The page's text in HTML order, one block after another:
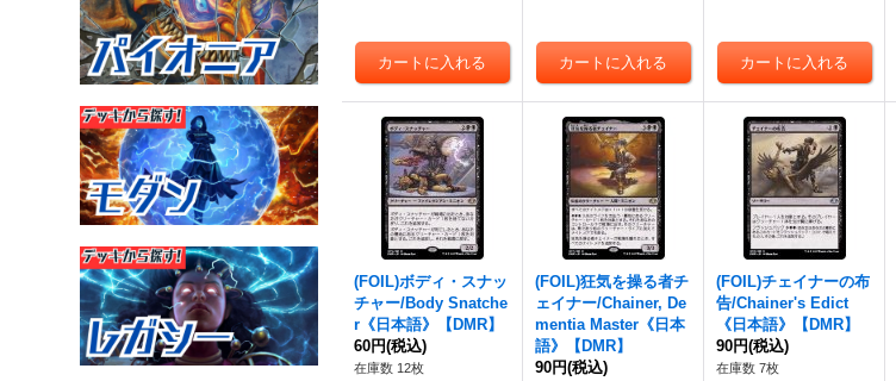
(FOIL)ボディ・スナッ
チャー/Body Snatche
r《日本語》【DMR】
60円(税込)
在庫数 12枚
(FOIL)狂気を操る者チ
ェイナー/Chainer, De
mentia Master《日本
語》【DMR】
90円(税込)
(FOIL)チェイナーの布
告/Chainer's Edict
《日本語》【DMR】
90円(税込)
在庫数 7枚